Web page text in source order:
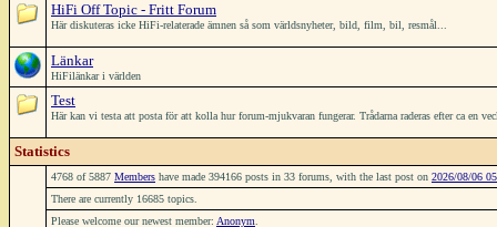
HiFi Off Topic - Fritt Forum
Här diskuteras icke HiFi-relaterade ämnen så som världsnyheter, bild, film, bil, resmål...
Länkar
HiFilänkar i världen
Test
Här kan vi testa att posta för att kolla hur forum-mjukvaran fungerar. Trådarna raderas efter ca en
Statistics
4768 of 5887 Members have made 394166 posts in 33 forums, with the last post on 2026/08/06
There are currently 16685 topics.
Please welcome our newest member: Anonym